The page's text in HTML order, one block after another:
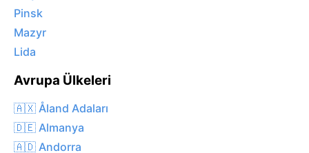
Pinsk
Mazyr
Lida
Avrupa Ülkeleri
🇦🇽 Åland Adaları
🇩🇪 Almanya
🇦🇩 Andorra